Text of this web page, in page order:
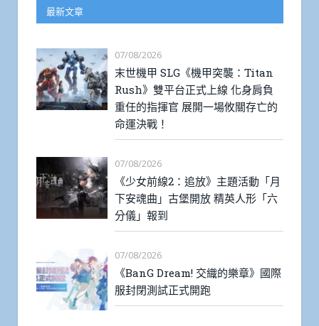
最新文章
07/08/2026
末世機甲 SLG《機甲突襲：Titan
Rush》雙平台正式上線 化身肩負
重任的指揮官 展開一場攸關存亡的
命運決戰！
07/08/2026
《少女前線2：追放》主題活動「月
下安魂曲」古堡開放 精英人形「六
分儀」報到
07/08/2026
《BanG Dream! 交織的樂章》國際
服封閉測試正式開跑